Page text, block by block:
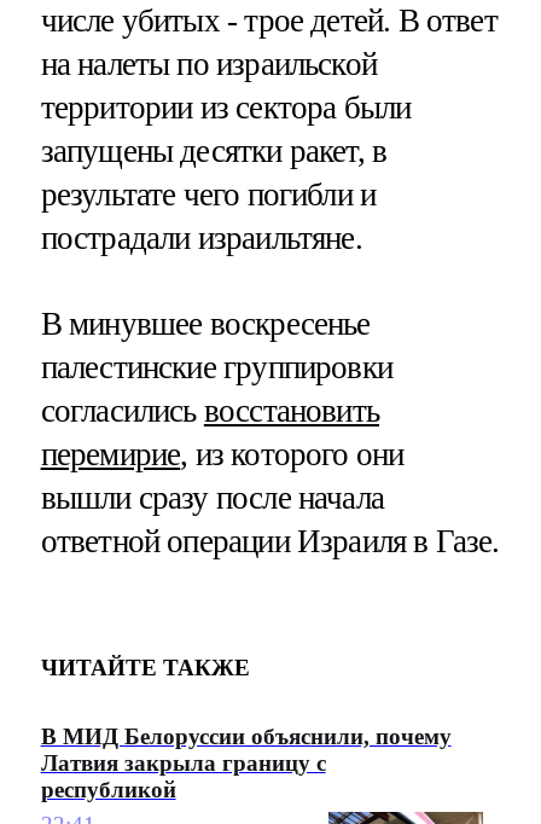
числе убитых - трое детей. В ответ
на налеты по израильской
территории из сектора были
запущены десятки ракет, в
результате чего погибли и
пострадали израильтяне.
В минувшее воскресенье
палестинские группировки
согласились восстановить
перемирие, из которого они
вышли сразу после начала
ответной операции Израиля в Газе.
ЧИТАЙТЕ ТАКЖЕ
В МИД Белоруссии объяснили, почему
Латвия закрыла границу с
республикой